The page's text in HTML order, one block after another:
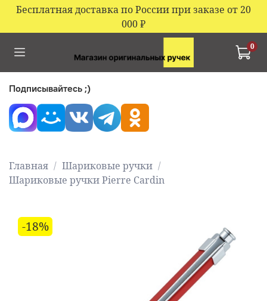
Бесплатная доставка по России при заказе от 20
000₽
0
Главная
Шариковые ручки
Шариковые ручки Pierre Cardin
-18%
Подписывайтесь ;)